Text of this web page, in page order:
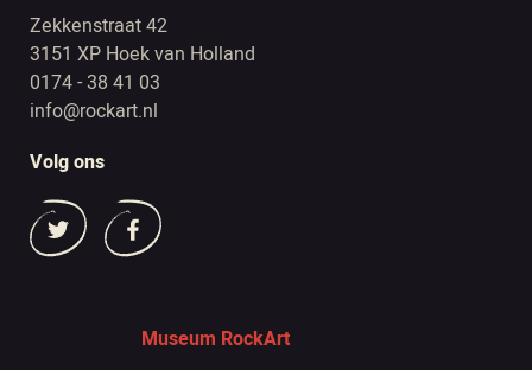
Zekkenstraat 42
3151 XP Hoek van Holland
0174 - 38 41 03
info@rockart.nl
Volg ons
Museum RockArt